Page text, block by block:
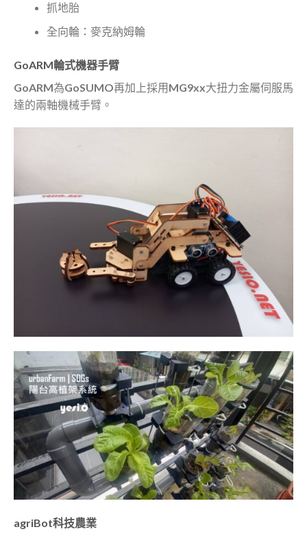
抓地胎
全向輪：麥克納姆輪
GoARM輪式機器手臂
GoARM為GoSUMO再加上採用MG9xx大扭力金屬伺服馬
達的兩軸機械手臂。
agriBot科技農業